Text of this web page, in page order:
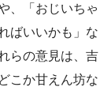
、「おじいちゃ
ばいいかも」な
らの意見は、吉
こか甘えん坊な